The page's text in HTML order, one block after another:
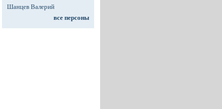
Шанцев Валерий
все персоны